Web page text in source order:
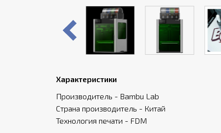
Характеристики
Производитель - Bambu Lab
Страна производитель - Китай
Технология печати - FDM